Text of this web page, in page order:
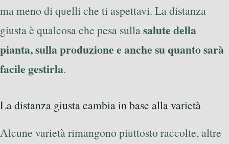
ma meno di quelli che ti aspettavi. La distanza
giusta è qualcosa che pesa sullasalute della
pianta, sulla produzione e anche su quanto sarà
facile gestirla.
La distanza giusta cambia in base alla varietà
Alcune varietà rimangono piuttosto raccolte, altre